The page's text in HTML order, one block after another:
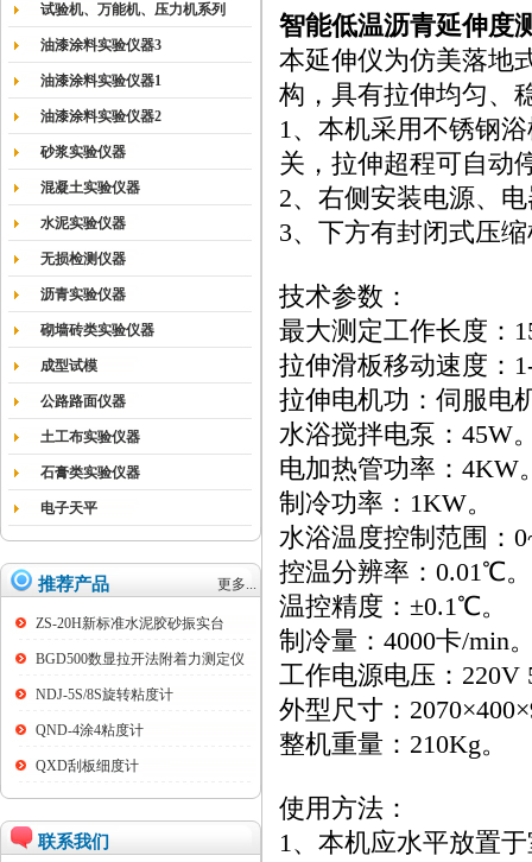
试验机、万能机、压力机系列
油漆涂料实验仪器3
油漆涂料实验仪器1
油漆涂料实验仪器2
砂浆实验仪器
混凝土实验仪器
水泥实验仪器
无损检测仪器
沥青实验仪器
砌墙砖类实验仪器
成型试模
公路路面仪器
土工布实验仪器
石膏类实验仪器
电子天平
推荐产品 更多...
ZS-20H新标准水泥胶砂振实台
BGD500数显拉开法附着力测定仪
NDJ-5S/8S旋转粘度计
QND-4涂4粘度计
QXD刮板细度计
联系我们
智能低温沥青延伸度
本延伸仪为仿美落地
构，具有拉伸均匀、
1、本机采用不锈钢
关，拉伸超程可自动
2、右侧安装电源、
3、下方有封闭式压
技术参数：
最大测定工作长度：
拉伸滑板移动速度：
拉伸电机功：伺服电
水浴搅拌电泵：45W
电加热管功率：4KW
制冷功率：1KW。
水浴温度控制范围：
控温分辨率：0.01℃。
温控精度：±0.1℃。
制冷量：4000卡/min
工作电源电压：220V
外型尺寸：
整机重量：210Kg。
使用方法：
1、本机应水平放置